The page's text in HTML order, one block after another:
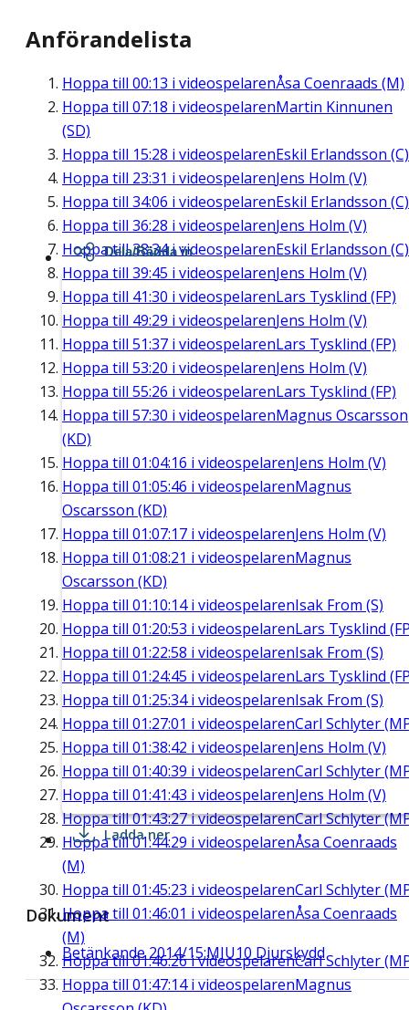
Anförandelista
Hoppa till 00:13 i videospelarenÅsa Coenraads (M)
Hoppa till 07:18 i videospelarenMartin Kinnunen
(SD)
Hoppa till 15:28 i videospelarenEskil Erlandsson (C)
Hoppa till 23:31 i videospelarenJens Holm (V)
Hoppa till 34:06 i videospelarenEskil Erlandsson (C)
Hoppa till 36:28 i videospelarenJens Holm (V)
Hoppa till38:34i videospelarenEskil Erlandsson (C)
Hoppa till 39:45 i videospelarenJens Holm (V)
Hoppa till 41:30 i videospelarenLars Tysklind (FP)
Hoppa till 49:29 i videospelarenJens Holm (V)
Hoppa till 51:37 i videospelarenLars Tysklind (FP)
Hoppa till 53:20 i videospelarenJens Holm (V)
Hoppa till 55:26 i videospelarenLars Tysklind (FP)
Hoppa till 57:30 i videospelarenMagnus Oscarsson
(KD)
Hoppa till 01:04:16 i videospelarenJens Holm (V)
Hoppa till 01:05:46 i videospelarenMagnus
Oscarsson (KD)
Hoppa till 01:07:17 i videospelarenJens Holm (V)
Hoppa till 01:08:21 i videospelarenMagnus
Oscarsson (KD)
Hoppa till 01:10:14i videospelarenIsak From (S)
Hoppa till 01:20:53 i videospelarenLars Tysklind
Hoppa till 01:22:58 i videospelarenIsak From (S)
Hoppa till 01:24:45 i videospelarenLars Tysklind
Hoppa till 01:25:34i videospelarenIsak From (S)
Hoppa till 01:27:01 i videospelarenCarl Schlyter
Hoppa till 01:38:42 i videospelarenJens Holm (V)
Hoppa till 01:40:39 i videospelarenCarl Schlyter
Hoppa till 01:41:43 i videospelarenJens Holm (V)
Hoppa till01:43:27i videospelarenCarl Schlyter
Hoppa till01:44:29 i videospelarenÅsa Coenraads
(M)
Hoppa till 01:45:23 i videospelarenCarl Schlyter
Hoppa till 01:46:01 i videospelarenÅsa Coenraads
(M)
Hoppa till01:46:26i videospelarenCarl Schlyter
Hoppa till01:47:14i videospelarenMagnus
Dela/Bädda in
Ladda ner
Dokument
Betänkande 2014/15:MJU10 Djurskydd